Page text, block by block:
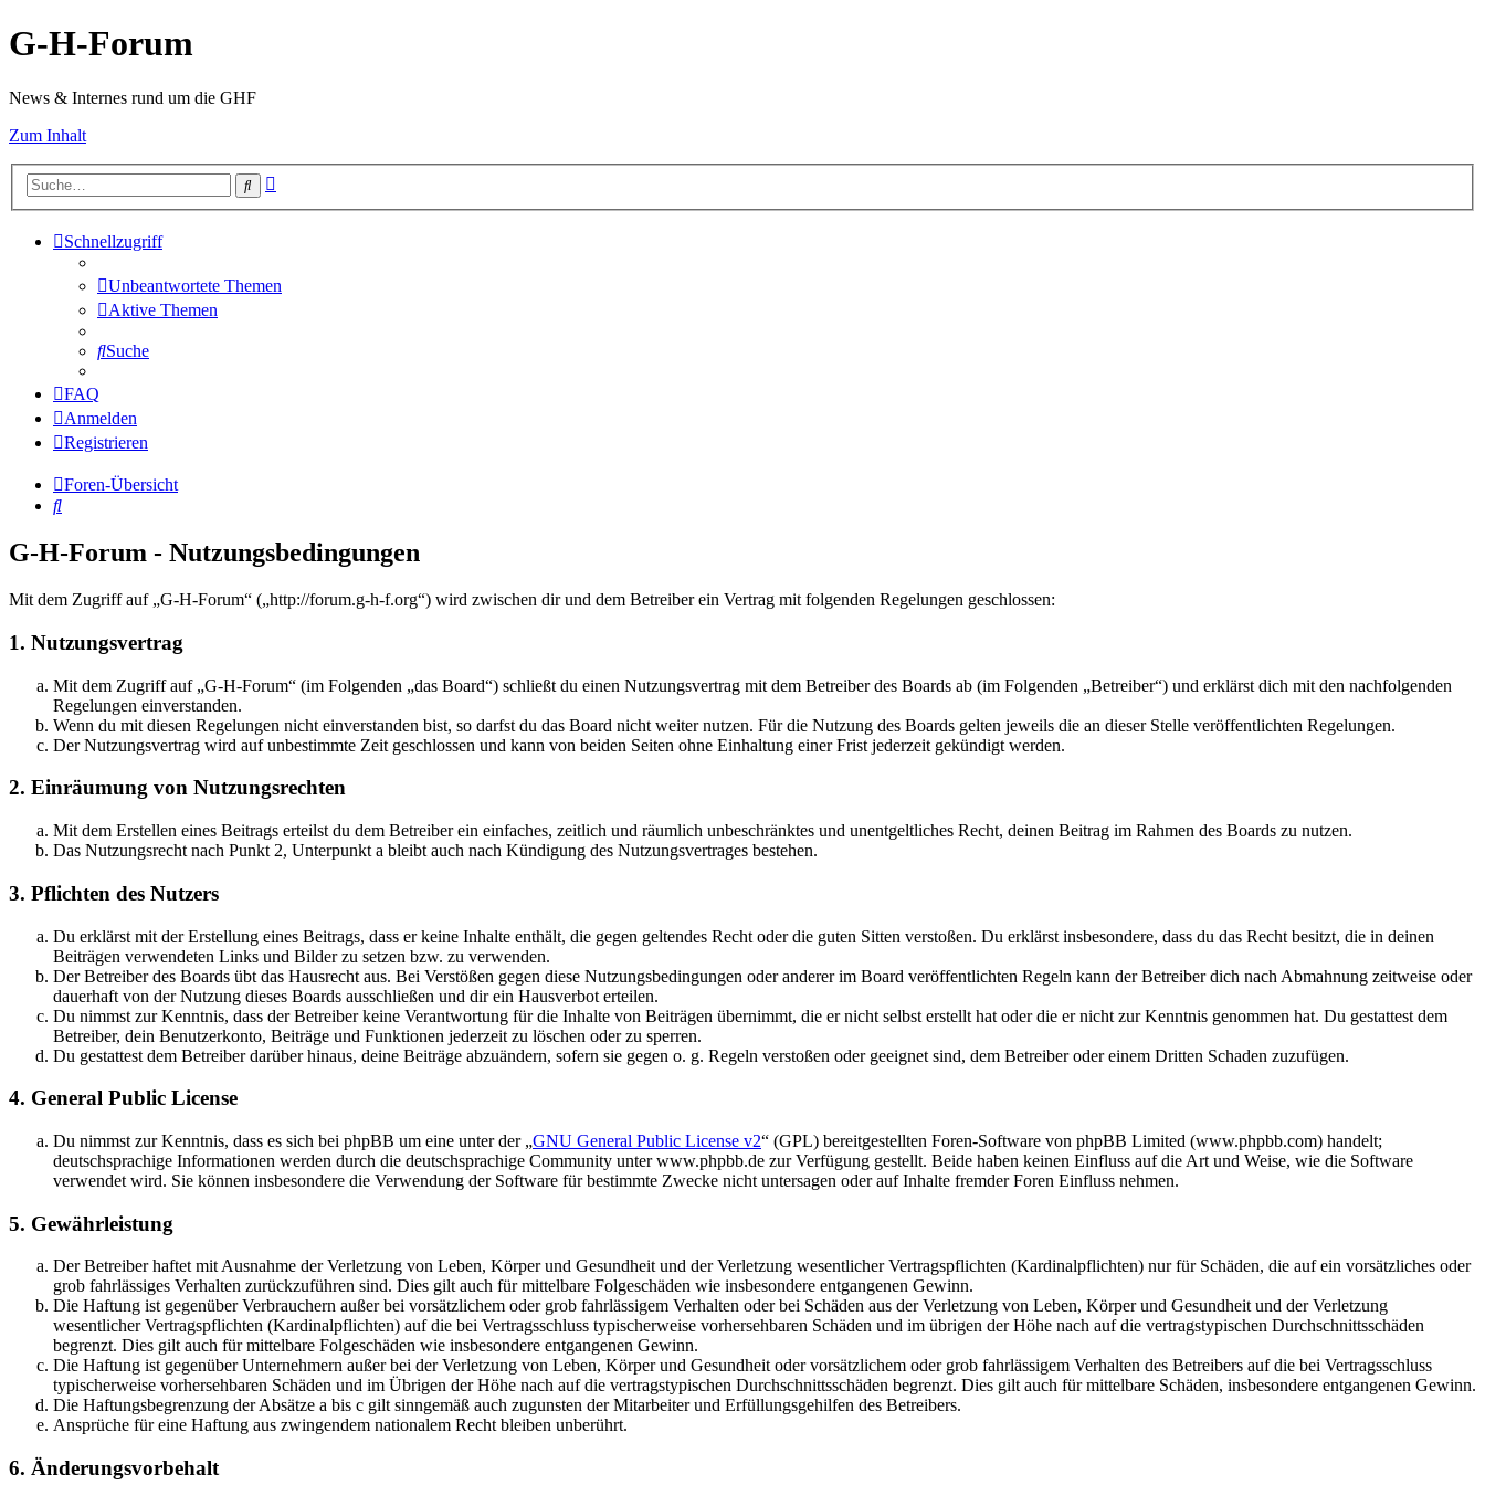
G-H-Forum
News & Internes rund um die GHF
Zum Inhalt
Suche
Schnellzugriff
Unbeantwortete Themen
Aktive Themen
Suche
FAQ
Anmelden
Registrieren
Foren-Übersicht
Suche
G-H-Forum - Nutzungsbedingungen
Mit dem Zugriff auf „G-H-Forum“ („http://forum.g-h-f.org“) wird zwischen dir und dem Betreiber ein Vertrag mit folgenden Regelungen geschlossen:
1. Nutzungsvertrag
Mit dem Zugriff auf „G-H-Forum“ (im Folgenden „das Board“) schließt du einen Nutzungsvertrag mit dem Betreiber des Boards ab (im Folgenden „Betreiber“) und erklärst dich mit den nachfolgenden
Regelungen einverstanden.
Wenn du mit diesen Regelungen nicht einverstanden bist, so darfst du das Board nicht weiter nutzen. Für die Nutzung des Boards gelten jeweils die an dieser Stelle veröffentlichten Regelungen.
Der Nutzungsvertrag wird auf unbestimmte Zeit geschlossen und kann von beiden Seiten ohne Einhaltung einer Frist jederzeit gekündigt werden.
2. Einräumung von Nutzungsrechten
Mit dem Erstellen eines Beitrags erteilst du dem Betreiber ein einfaches, zeitlich und räumlich unbeschränktes und unentgeltliches Recht, deinen Beitrag im Rahmen des Boards zu nutzen.
Das Nutzungsrecht nach Punkt 2, Unterpunkt a bleibt auch nach Kündigung des Nutzungsvertrages bestehen.
3. Pflichten des Nutzers
Du erklärst mit der Erstellung eines Beitrags, dass er keine Inhalte enthält, die gegen geltendes Recht oder die guten Sitten verstoßen. Du erklärst insbesondere, dass du das Recht besitzt, die in deinen
Beiträgen verwendeten Links und Bilder zu setzen bzw. zu verwenden.
Der Betreiber des Boards übt das Hausrecht aus. Bei Verstößen gegen diese Nutzungsbedingungen oder anderer im Board veröffentlichten Regeln kann der Betreiber dich nach Abmahnung zeitweise oder
dauerhaft von der Nutzung dieses Boards ausschließen und dir ein Hausverbot erteilen.
Du nimmst zur Kenntnis, dass der Betreiber keine Verantwortung für die Inhalte von Beiträgen übernimmt, die er nicht selbst erstellt hat oder die er nicht zur Kenntnis genommen hat. Du gestattest dem
Betreiber, dein Benutzerkonto, Beiträge und Funktionen jederzeit zu löschen oder zu sperren.
Du gestattest dem Betreiber darüber hinaus, deine Beiträge abzuändern, sofern sie gegen o. g. Regeln verstoßen oder geeignet sind, dem Betreiber oder einem Dritten Schaden zuzufügen.
4. General Public License
Du nimmst zur Kenntnis, dass es sich bei phpBB um eine unter der „GNU General Public License v2“ (GPL) bereitgestellten Foren-Software von phpBB Limited (www.phpbb.com) handelt;
deutschsprachige Informationen werden durch die deutschsprachige Community unter www.phpbb.de zur Verfügung gestellt. Beide haben keinen Einfluss auf die Art und Weise, wie die Software
verwendet wird. Sie können insbesondere die Verwendung der Software für bestimmte Zwecke nicht untersagen oder auf Inhalte fremder Foren Einfluss nehmen.
5. Gewährleistung
Der Betreiber haftet mit Ausnahme der Verletzung von Leben, Körper und Gesundheit und der Verletzung wesentlicher Vertragspflichten (Kardinalpflichten) nur für Schäden, die auf ein vorsätzliches oder
grob fahrlässiges Verhalten zurückzuführen sind. Dies gilt auch für mittelbare Folgeschäden wie insbesondere entgangenen Gewinn.
Die Haftung ist gegenüber Verbrauchern außer bei vorsätzlichem oder grob fahrlässigem Verhalten oder bei Schäden aus der Verletzung von Leben, Körper und Gesundheit und der Verletzung
wesentlicher Vertragspflichten (Kardinalpflichten) auf die bei Vertragsschluss typischerweise vorhersehbaren Schäden und im übrigen der Höhe nach auf die vertragstypischen Durchschnittsschäden
begrenzt. Dies gilt auch für mittelbare Folgeschäden wie insbesondere entgangenen Gewinn.
Die Haftung ist gegenüber Unternehmern außer bei der Verletzung von Leben, Körper und Gesundheit oder vorsätzlichem oder grob fahrlässigem Verhalten des Betreibers auf die bei Vertragsschluss
typischerweise vorhersehbaren Schäden und im Übrigen der Höhe nach auf die vertragstypischen Durchschnittsschäden begrenzt. Dies gilt auch für mittelbare Schäden, insbesondere entgangenen Gewinn.
Die Haftungsbegrenzung der Absätze a bis c gilt sinngemäß auch zugunsten der Mitarbeiter und Erfüllungsgehilfen des Betreibers.
Ansprüche für eine Haftung aus zwingendem nationalem Recht bleiben unberührt.
6. Änderungsvorbehalt